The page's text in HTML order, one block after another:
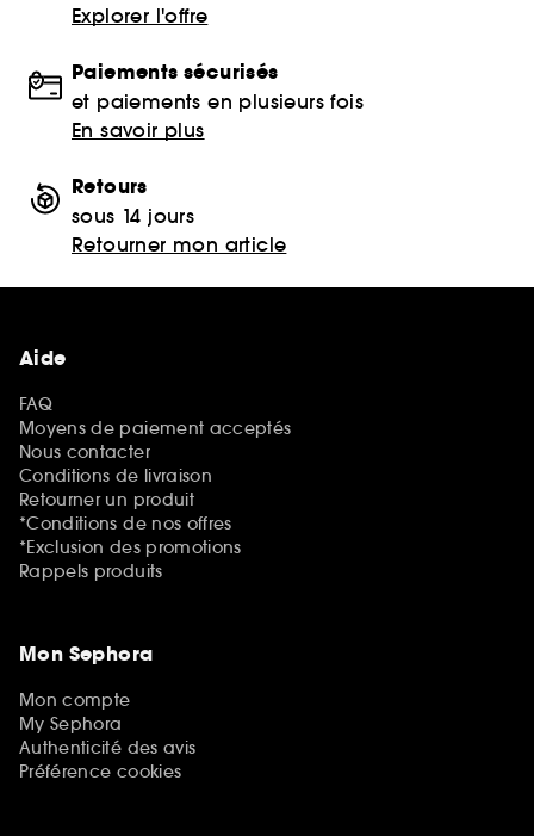
Explorer l'offre
Paiements sécurisés
et paiements en plusieurs fois
En savoir plus
Retours
sous 14 jours
Retourner mon article
Aide
FAQ
Moyens de paiement acceptés
Nous contacter
Conditions de livraison
Retourner un produit
*Conditions de nos offres
*Exclusion des promotions
Rappels produits
Mon Sephora
Mon compte
My Sephora
Authenticité des avis
Préférence cookies